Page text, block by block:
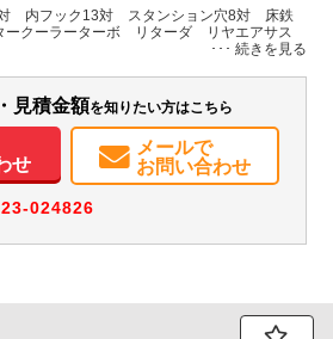
ラー バックモニター
内フック13対 スタンション穴8対 床鉄
ークーラーターボ リターダ リヤエアサス
見積金額を知りたい方はこちら
せ
メールで
お問い合わせ
024826